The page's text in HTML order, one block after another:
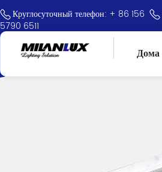
Круглосуточный телефон: + 86 156
5790 6511
Дома